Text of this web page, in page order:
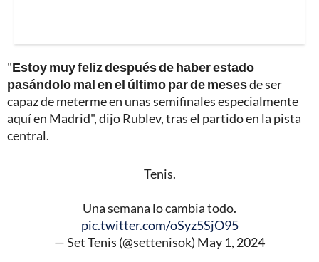
"Estoy muy feliz después de haber estado
pasándolo mal en el último par de mesesde ser
capaz de meterme en unas semifinales especialmente
aquí en Madrid", dijo Rublev, tras el partido en la pista
central.
Tenis.
Una semana lo cambia todo.
pic.twitter.com/oSyz5SjO95
— Set Tenis (@settenisok) May 1, 2024